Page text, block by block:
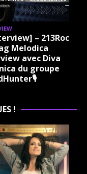
– 213Rock
Melodica Live
avec Hannes
du groupe Kissin
🎙
!